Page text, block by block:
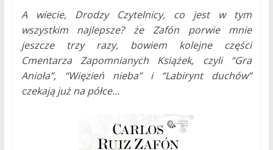
A wiecie, Drodzy Czytelnicy, co jest w tym
wszystkim najlepsze? że Zafón porwie mnie
jeszcze trzy razy, bowiem kolejne części
Cmentarza Zapomnianych Książek, czyli “Gra
Anioła”, “Więzień nieba” i “Labirynt duchów”
czekają już na półce…